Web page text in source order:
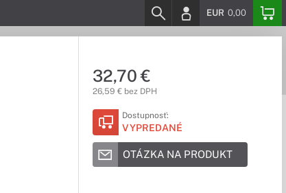
EUR 0,00
32,70 €
26,59 € bez DPH
Dostupnosť:
VYPREDANÉ
OTÁZKA NA PRODUKT